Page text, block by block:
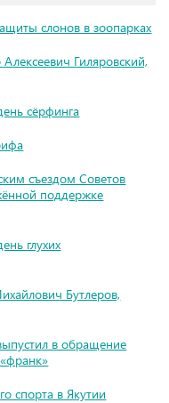
слонов в зоопарках
Гиляровский,
сёрфинга
съездом Советов
поддержке
глухих
Бутлеров,
в обращение
спорта в Якутии